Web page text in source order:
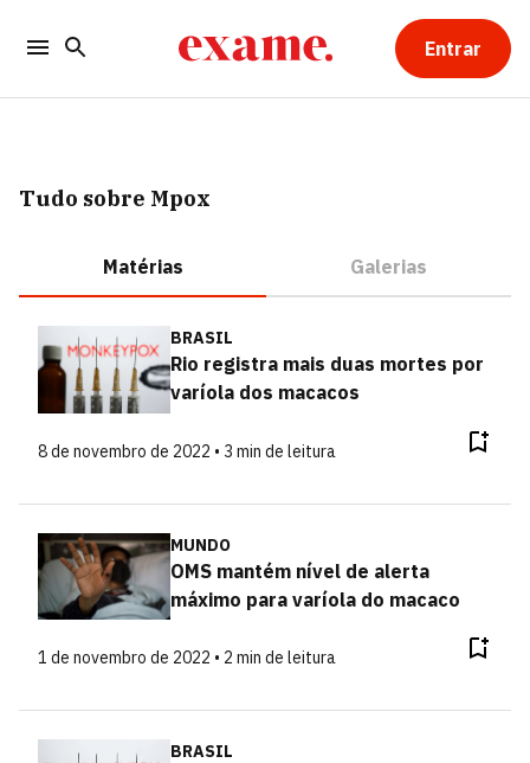
Entrar
Tudo sobre Mpox
Matérias Galerias
BRASIL
Rio registra mais duas mortes por
varíola dos macacos
8 de novembro de 2022 • 3 min de leitura
MUNDO
OMS mantém nível de alerta
máximo para varíola do macaco
1 de novembro de 2022 • 2 min de leitura
BRASIL